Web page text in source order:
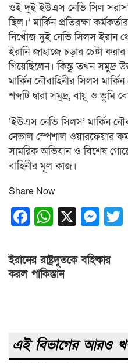
ওই দুই ইউএস নেভি সিল
ছিল।’ মার্কিন প্রতিরক্ষা
নিখোঁজ দুই নেভি সিলস ইরান
ইরানি জাহাজে চড়ার চেষ্টা
গিয়েছিলেন। কিন্তু তখন সমুদ্র
মার্কিন নৌবাহিনীর সিলস
শব্দটি দ্বারা সমুদ্র, বায়ু ও ভূমি
‘ইউএস নেভি সিলস’ মার্কিন
নেভাল স্পেশাল ওয়ারফেয়ার
সামরিক অভিযান ও বিশেষ
বাহিনীর মূল কাজ।
Share Now
Facebook
WhatsApp
X
Post
navigation
ইরানের রাষ্ট্রদূতকে বহিষ্কার
করল পাকিস্তান
এই বিভাগের আরও